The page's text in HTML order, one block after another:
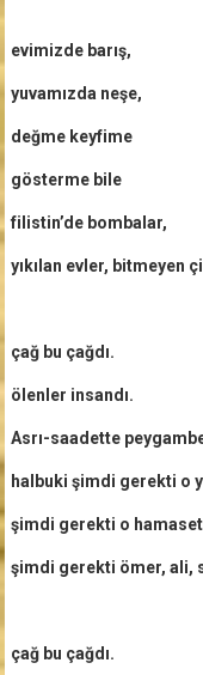
evimizde barış,
yuvamızda neşe,
değme keyfime
gösterme bile
filistin’de bombalar,
yıkılan evler, bitmeyen
çağ bu çağdı.
ölenler insandı.
Asrı-saadette
halbuki şimdi gerekti o
şimdi gerekti o hamaset
şimdi gerekti ömer, ali,
çağ bu çağdı.